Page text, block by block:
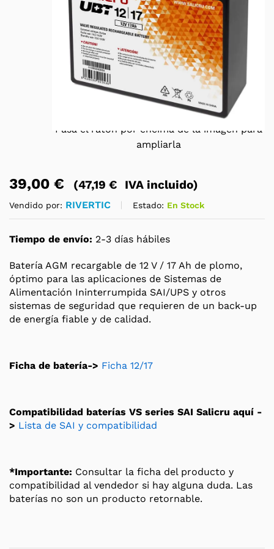
Pasa el ratón por encima de la imagen para
ampliarla
39,00 € (47,19 € IVA incluido)
Vendido por: RIVERTIC Estado: En Stock
Tiempo de envío: 2-3 días hábiles
Batería AGM recargable de 12 V / 17 Ah de plomo,
óptimo para las aplicaciones de Sistemas de
Alimentación Ininterrumpida SAI/UPS y otros
sistemas de seguridad que requieren de un back-up
de energía fiable y de calidad.
Ficha de batería-> Ficha 12/17
Compatibilidad baterías VS series SAI Salicru aquí -
> Lista de SAI y compatibilidad
*Importante: Consultar la ficha del producto y
compatibilidad al vendedor si hay alguna duda. Las
baterías no son un producto retornable.